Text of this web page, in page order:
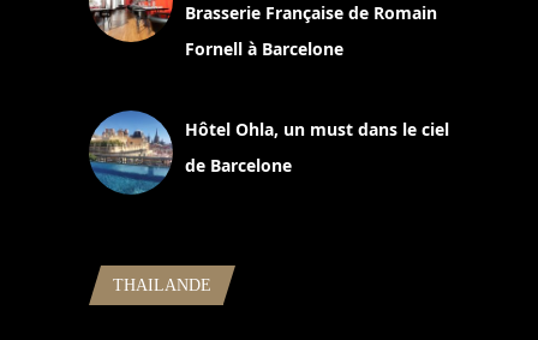
Brasserie Française de Romain
Fornell à Barcelone
Hôtel Ohla, un must dans le ciel
de Barcelone
THAILANDE